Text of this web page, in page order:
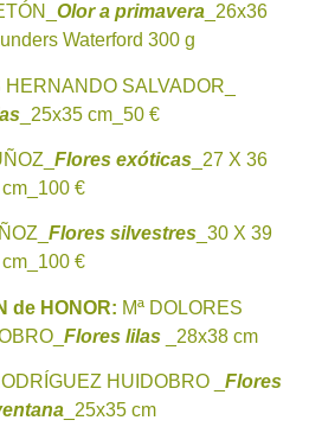
Olor a primavera_26x36
Waterford 300 g
SALVADOR_
_25x35 cm_50 €
Flores exóticas_27 X 36
cm_100 €
Flores silvestres _30 X 39
cm_100 €
de HONOR: Mª DOLORES
Flores lilas_28x38 cm
HUIDOBRO _ Flores
_25x35 cm